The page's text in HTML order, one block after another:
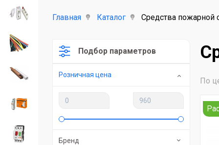
Главная Каталог Средства пожарной
Подбор параметров
Розничная цена
Бренд
По